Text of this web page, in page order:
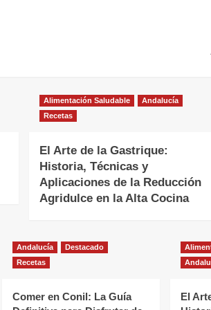
Alimentación Saludable
Andalucía
Recetas
El Arte de la Gastrique:
Historia, Técnicas y
Aplicaciones de la Reducción
Agridulce en la Alta Cocina
Andalucía
Destacado
Recetas
Comer en Conil: La Guía
El